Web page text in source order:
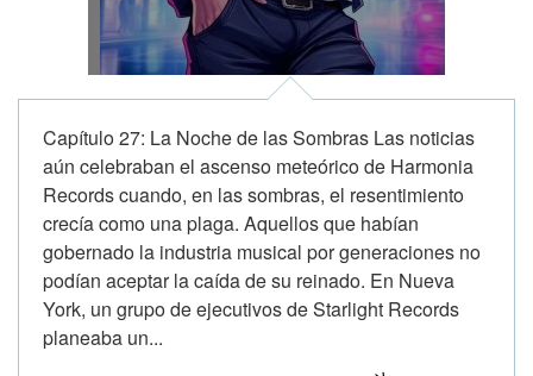
Capítulo 27: La Noche de las Sombras Las noticias
aún celebraban el ascenso meteórico de Harmonia
Records cuando, en las sombras, el resentimiento
crecía como una plaga. Aquellos que habían
gobernado la industria musical por generaciones no
podían aceptar la caída de su reinado. En Nueva
York, un grupo de ejecutivos de Starlight Records
planeaba un...